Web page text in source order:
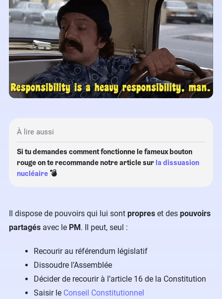
À lire aussi
Si tu demandes comment fonctionne le fameux bouton
rouge on te recommande notre article sur la dissuasion
nucléaire 💣
Il dispose de pouvoirs qui lui sont propres et des pouvoirs
partagés avec le PM . Il peut, seul :
Recourir au référendum législatif
Dissoudre l’Assemblée
Décider de recourir à l’article 16 de la Constitution
Saisir le Conseil Constitutionnel